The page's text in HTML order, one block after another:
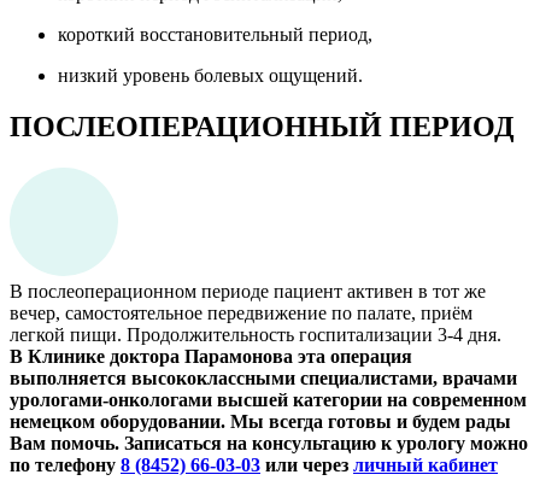
короткий восстановительный период,
низкий уровень болевых ощущений.
ПОСЛЕОПЕРАЦИОННЫЙ ПЕРИОД
В послеоперационном периоде пациент активен в тот же
вечер, самостоятельное передвижение по палате, приём
легкой пищи. Продолжительность госпитализации 3-4 дня.
В Клинике доктора Парамонова эта операция
выполняется высококлассными специалистами, врачами
урологами-онкологами высшей категории на современном
немецком оборудовании. Мы всегда готовы и будем рады
Вам помочь. Записаться на консультацию к урологу можно
по телефону 8 (8452) 66-03-03 или через личный кабинет